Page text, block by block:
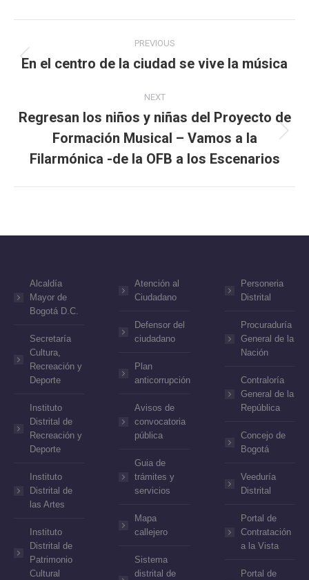
navigation
PREVIOUS
Previous
En el centro de la ciudad se vive la música
NEXT
Next
post:
Regresan los niños y niñas del Proyecto de
Formación Musical – Vamos a la
Filarmónica -de la OFB a los Escenarios
Alcaldía
Mayor de
Bogotá D.C.
Secretaría
Cultura,
Recreación y
Deporte
Instituto
Distrital de
Recreación y
Deporte
Instituto
Distrital de
las Artes
Instituto
Distrital de
Patrimonio
Cultural
Atención al
Ciudadano
Defensor del
ciudadano
Plan
anticorrupción
Avisos de
convocatoria
pública
Guia de
trámites y
servicios
Mapa
callejero
Sistema
distrital de
Personeria
Distrital
Procuraduría
General de la
Nación
Contraloría
General de la
República
Concejo de
Bogotá
Veeduría
Distrital
Portal de
Contratación
a la Vista
Portal de